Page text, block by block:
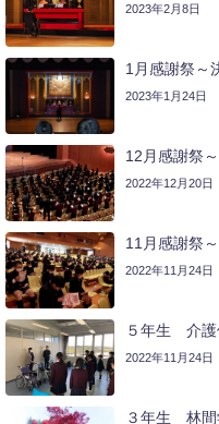
2023年2月8日
1月感謝祭～
2023年1月24日
12月感謝祭
2022年12月20日
11月感謝祭
2022年11月24日
５年生 介護
2022年11月24日
３年生 林間